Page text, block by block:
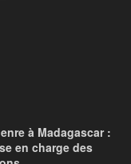
à Madagascar :
en charge des